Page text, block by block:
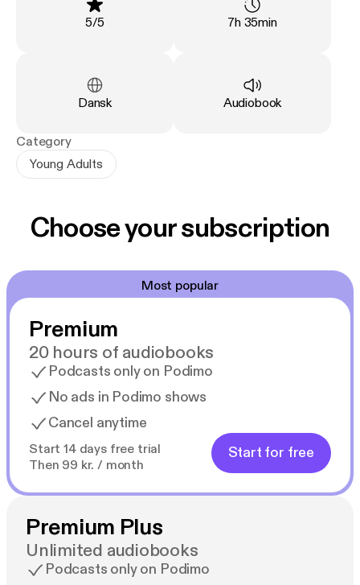
Rating
5/5 Duration:
7h 35min
Language
Dansk Type:
Audiobook
Category
Young Adults
Choose your subscription
Most popular
Premium
20 hours of audiobooks
Podcasts only on Podimo
No ads in Podimo shows
Cancel anytime
Start 14 days free trial
Then 99 kr. / month
Start for free
Premium Plus
Unlimited audiobooks
Podcasts only on Podimo